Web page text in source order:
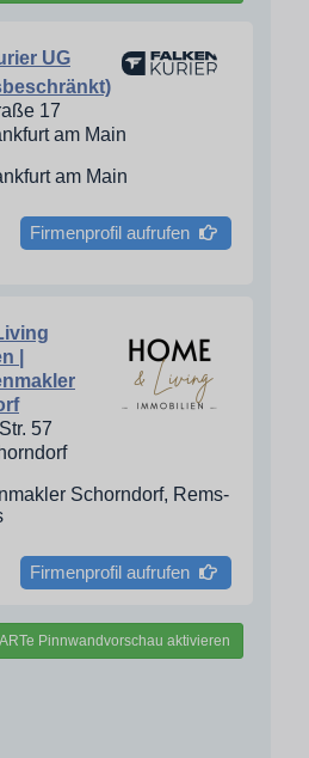
UG
17
am Main
am Main
Firmenprofil aufrufen
|
57
Schorndorf, Rems-
Firmenprofil aufrufen
Pinnwandvorschau aktivieren